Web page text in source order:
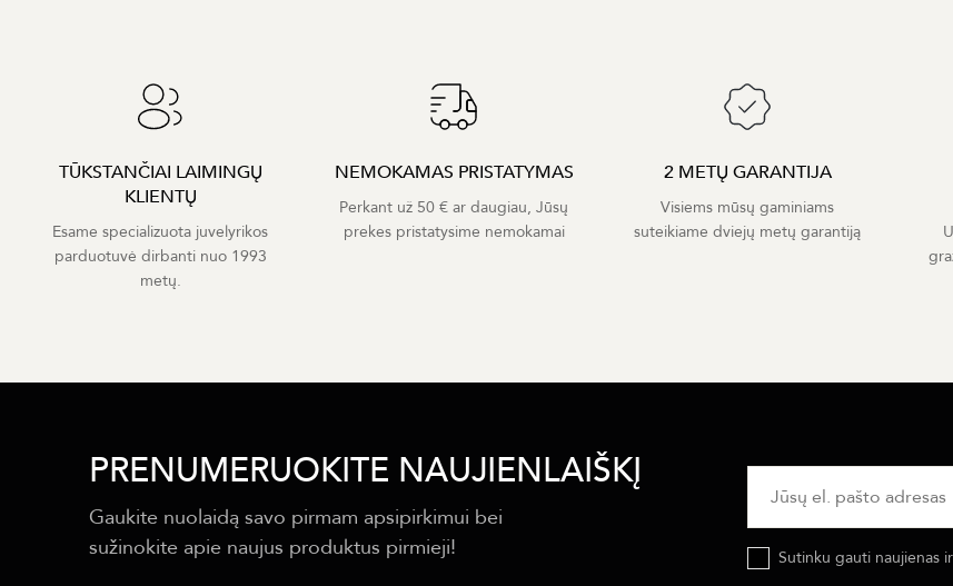
TŪKSTANČIAI LAIMINGŲ
KLIENTŲ
Esame specializuota juvelyrikos
parduotuvė dirbanti nuo 1993
metų.
NEMOKAMAS PRISTATYMAS
Perkant už 50 € ar daugiau, Jūsų
prekes pristatysime nemokamai
2 METŲ GARANTIJA
Visiems mūsų gaminiams
suteikiame dviejų metų garantiją
PRENUMERUOKITE NAUJIENLAIŠKĮ
Gaukite nuolaidą savo pirmam apsipirkimui bei
sužinokite apie naujus produktus pirmieji!
Sutinku gauti naujienas